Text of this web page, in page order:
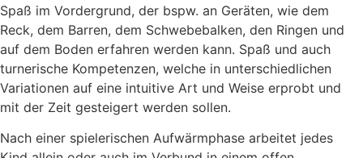
Spaß im Vordergrund, der bspw. an Geräten, wie dem
Reck, dem Barren, dem Schwebebalken, den Ringen und
auf dem Boden erfahren werden kann. Spaß und auch
turnerische Kompetenzen, welche in unterschiedlichen
Variationen auf eine intuitive Art und Weise erprobt und
mit der Zeit gesteigert werden sollen.
Nach einer spielerischen Aufwärmphase arbeitet jedes